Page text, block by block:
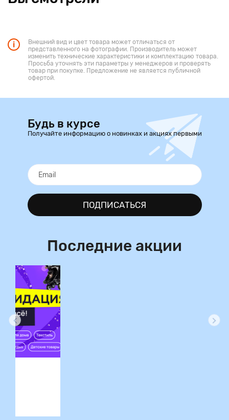
Внешний вид и цвет товара может отличаться от
представленного на фотографии. Производитель может
изменить технические характеристики и комплектацию товара.
Просьба уточнять эти параметры у менеджеров и проверять
товар при покупке. Предложение не является публичной
офертой.
Будь в курсе
Получайте информацию о новинках и акциях первыми
ПОДПИСАТЬСЯ
Последние акции